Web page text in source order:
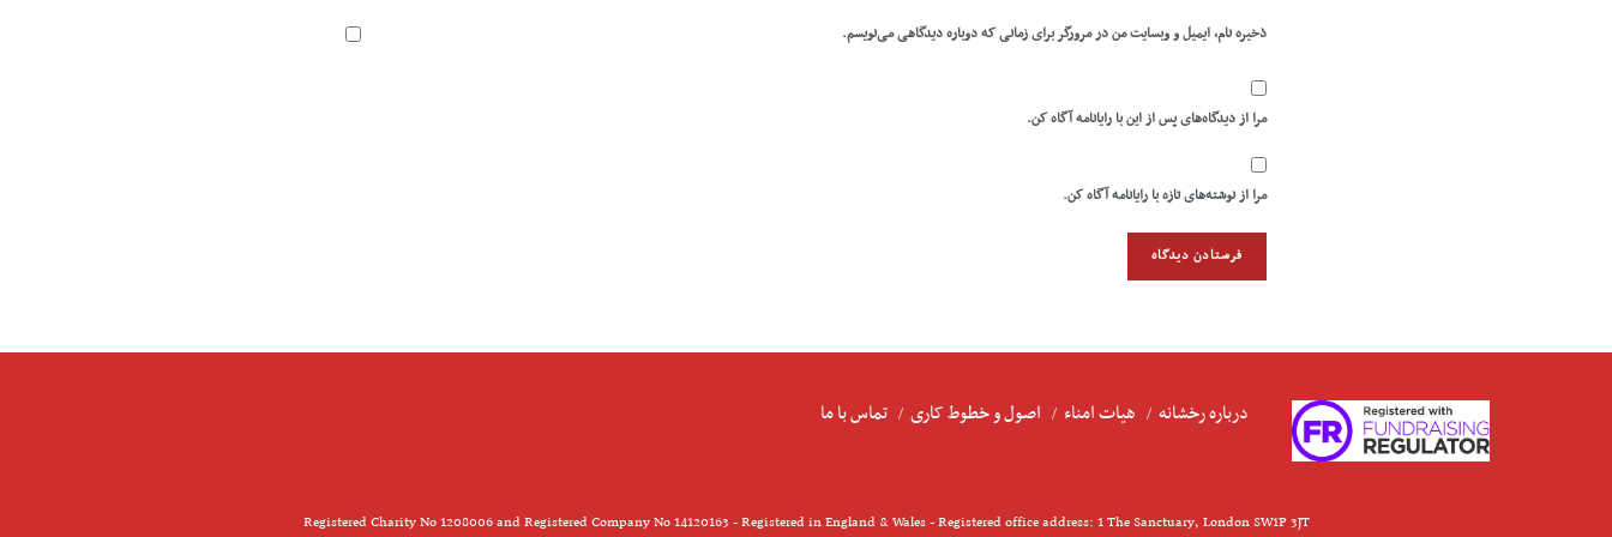
ذخیره نام، ایمیل و وبسایت من در مرورگر برای زمانی که دوباره دیدگاهی می‌نویسم.
مرا از دیدگاه‌های پس از این با رایانامه آگاه کن.
مرا از نوشته‌های تازه با رایانامه آگاه کن.
درباره رخشانه هیات امناء اصول و خطوط کاری تماس با ما
Registered Charity No 1208006 and Registered Company No 14120163 - Registered in England & Wales - Registered office address: 1 The Sanctuary, London SW1P 3JT